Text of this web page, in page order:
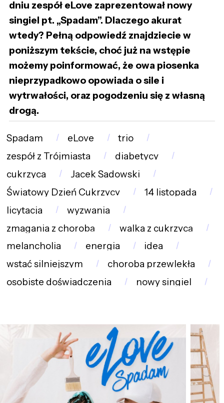
dniu zespół eLove zaprezentował nowy
singiel pt. „Spadam”. Dlaczego akurat
wtedy? Pełną odpowiedź znajdziecie w
poniższym tekście, choć już na wstępie
możemy poinformować, że owa piosenka
nieprzypadkowo opowiada o sile i
wytrwałości, oraz pogodzeniu się z własną
drogą.
Spadam eLove
trio
zespół z Trójmiasta
diabetycy
cukrzyca
Jacek Sadowski
Światowy Dzień Cukrzycy
14 listopada
licytacja
wyzwania
zmagania z chorobą
walka z cukrzycą
melancholia
energia
idea
wstać silniejszym
choroba przewlekła
osobiste doświadczenia
nowy singiel